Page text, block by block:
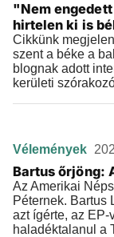
"Nem
hirtelen ki is
Cikkünk
szent a béke a
blognak adott
kerületi
Vélemények
Bartus őrjöng:
Az Amerikai
Péternek. Bartus
azt ígérte, az EP-
haladéktalanul a